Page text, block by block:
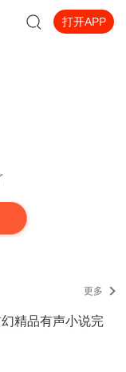
打开APP
更多
精品有声小说完